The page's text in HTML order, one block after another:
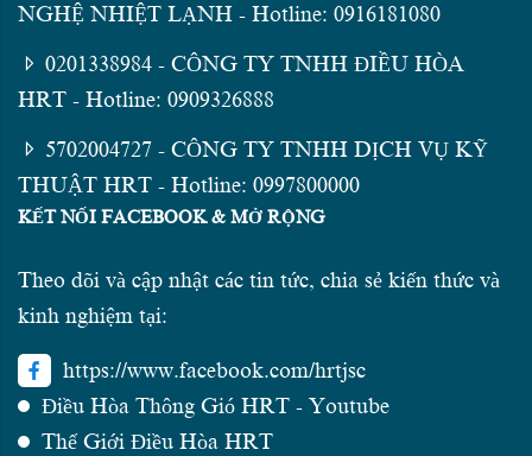
NGHỆ NHIỆT LẠNH - Hotline: 0916181080
0201338984 - CÔNG TY TNHH ĐIỀU HÒA
HRT - Hotline: 0909326888
5702004727 - CÔNG TY TNHH DỊCH VỤ KỸ
THUẬT HRT - Hotline: 0997800000
KẾT NỐI FACEBOOK & MỞ RỘNG
Theo dõi và cập nhật các tin tức, chia sẻ kiến thức và
kinh nghiệm tại:
https://www.facebook.com/hrtjsc
Điều Hòa Thông Gió HRT - Youtube
Thế Giới Điều Hòa HRT